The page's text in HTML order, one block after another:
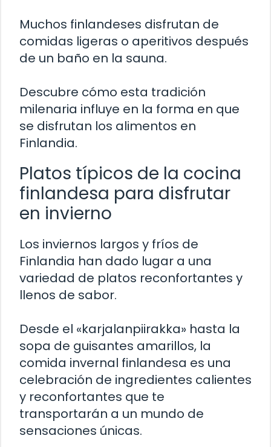
Muchos finlandeses disfrutan de
comidas ligeras o aperitivos después
de un baño en la sauna.
Descubre cómo esta tradición
milenaria influye en la forma en que
se disfrutan los alimentos en
Finlandia.
Platos típicos de la cocina
finlandesa para disfrutar
en invierno
Los inviernos largos y fríos de
Finlandia han dado lugar a una
variedad de platos reconfortantes y
llenos de sabor.
Desde el «karjalanpiirakka» hasta la
sopa de guisantes amarillos, la
comida invernal finlandesa es una
celebración de ingredientes calientes
y reconfortantes que te
transportarán a un mundo de
sensaciones únicas.